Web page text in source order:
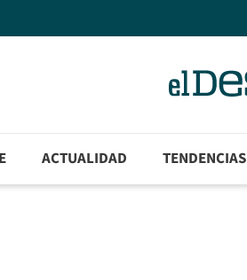
ACTUALIDAD TENDENCIAS